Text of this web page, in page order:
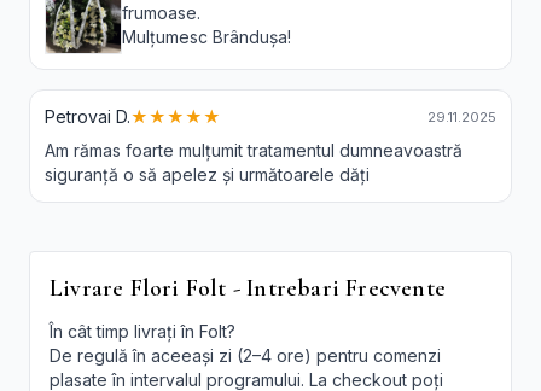
frumoase.
Mulțumesc Brândușa!
Petrovai D.★★★★★ 29.11.2025
Am rămas foarte mulțumit tratamentul dumneavoastră
siguranță o să apelez și următoarele dăți
Livrare Flori Folt - Intrebari Frecvente
În cât timp livrați în Folt?
De regulă în aceeași zi (2–4 ore) pentru comenzi
plasate în intervalul programului. La checkout poți